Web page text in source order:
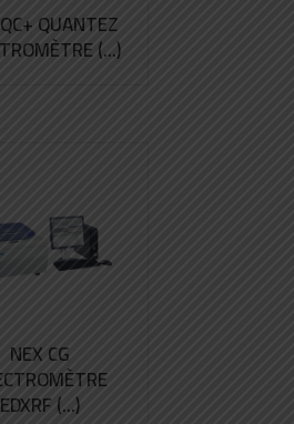
QUANTEZ
(...)
NEX CG
EDXRF (...)